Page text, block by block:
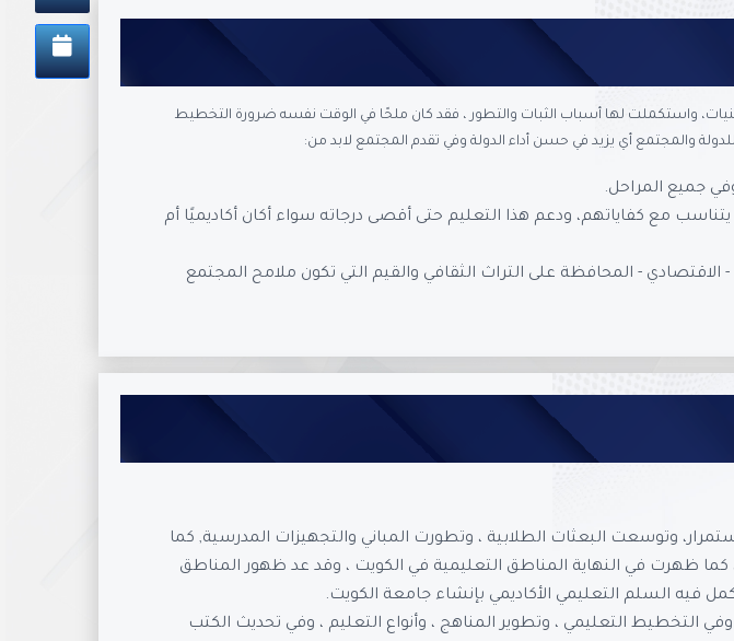
واستكملت لها أسباب الثبات والتطور ، فقد كان ملحًا في الوقت نفسه ضرورة التخطيط
والمجتمع أي يزيد في حسن أداء الدولة وفي تقدم المجتمع لابد من:
جميع المراحل.
مع كفاياتهم، ودعم هذا التعليم حتى أقصى درجاته سواء أكان أكاديميًا أم
الاقتصادي - المحافظة على التراث الثقافي والقيم التي تكون ملامح المجتمع
وتوسعت البعثات الطلابية ، وتطورت المباني والتجهيزات المدرسية, كما
كما ظهرت في النهاية المناطق التعليمية في الكويت ، وقد عد ظهور المناطق
فيه السلم التعليمي الأكاديمي بإنشاء جامعة الكويت.
التخطيط التعليمي ، وتطوير المناهج ، وأنواع التعليم ، وفي تحديث الكتب